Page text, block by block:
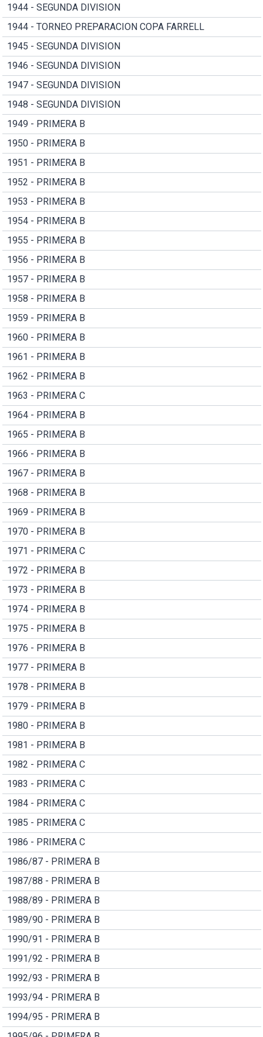
1944 - SEGUNDA DIVISION
1944 - TORNEO PREPARACION COPA FARRELL
1945 - SEGUNDA DIVISION
1946 - SEGUNDA DIVISION
1947 - SEGUNDA DIVISION
1948 - SEGUNDA DIVISION
1949 - PRIMERA B
1950 - PRIMERA B
1951 - PRIMERA B
1952 - PRIMERA B
1953 - PRIMERA B
1954 - PRIMERA B
1955 - PRIMERA B
1956 - PRIMERA B
1957 - PRIMERA B
1958 - PRIMERA B
1959 - PRIMERA B
1960 - PRIMERA B
1961 - PRIMERA B
1962 - PRIMERA B
1963 - PRIMERA C
1964 - PRIMERA B
1965 - PRIMERA B
1966 - PRIMERA B
1967 - PRIMERA B
1968 - PRIMERA B
1969 - PRIMERA B
1970 - PRIMERA B
1971 - PRIMERA C
1972 - PRIMERA B
1973 - PRIMERA B
1974 - PRIMERA B
1975 - PRIMERA B
1976 - PRIMERA B
1977 - PRIMERA B
1978 - PRIMERA B
1979 - PRIMERA B
1980 - PRIMERA B
1981 - PRIMERA B
1982 - PRIMERA C
1983 - PRIMERA C
1984 - PRIMERA C
1985 - PRIMERA C
1986 - PRIMERA C
1986/87 - PRIMERA B
1987/88 - PRIMERA B
1988/89 - PRIMERA B
1989/90 - PRIMERA B
1990/91 - PRIMERA B
1991/92 - PRIMERA B
1992/93 - PRIMERA B
1993/94 - PRIMERA B
1994/95 - PRIMERA B